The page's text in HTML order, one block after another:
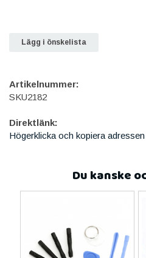
Lägg i önskelista
Artikelnummer:
SKU2182
Direktlänk:
Högerklicka och kopiera adressen
Du kanske